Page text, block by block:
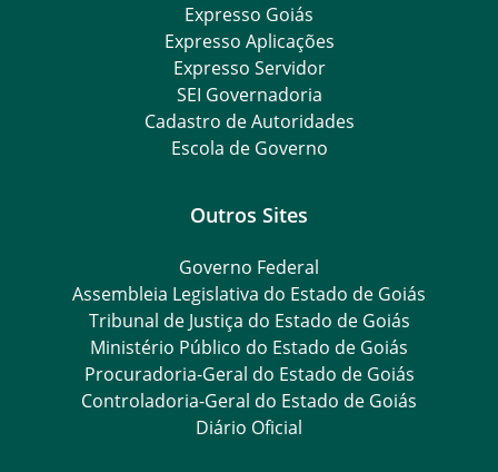
Expresso Goiás
Expresso Aplicações
Expresso Servidor
SEI Governadoria
Cadastro de Autoridades
Escola de Governo
Outros Sites
Governo Federal
Assembleia Legislativa do Estado de Goiás
Tribunal de Justiça do Estado de Goiás
Ministério Público do Estado de Goiás
Procuradoria-Geral do Estado de Goiás
Controladoria-Geral do Estado de Goiás
Diário Oficial